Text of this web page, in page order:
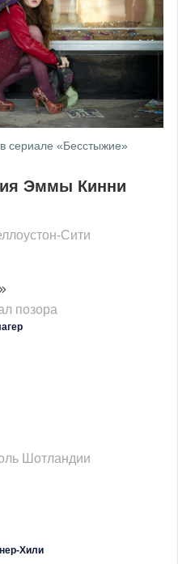
сериале «Бесстыжие»
Эммы Кинни
Сити
позора
Шотландии
Хили